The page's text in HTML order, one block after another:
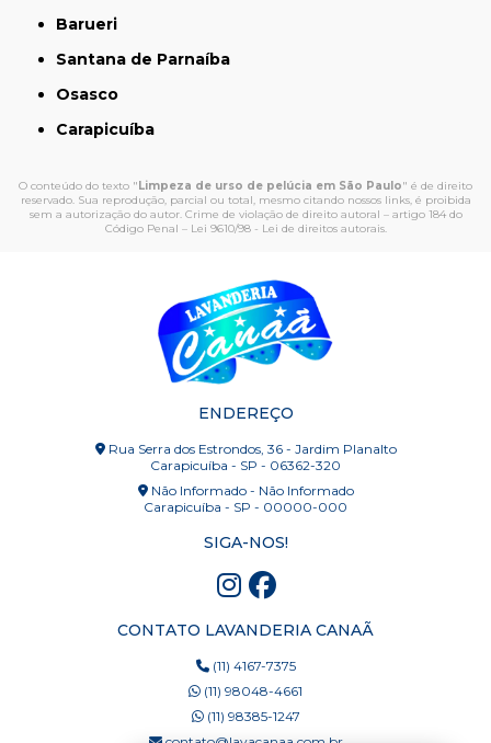
Barueri
Santana de Parnaíba
Osasco
Carapicuíba
O conteúdo do texto "Limpeza de urso de pelúcia em São Paulo" é de direito
reservado. Sua reprodução, parcial ou total, mesmo citando nossos links, é proibida
sem a autorização do autor. Crime de violação de direito autoral – artigo 184 do
Código Penal – Lei 9610/98 - Lei de direitos autorais.
ENDEREÇO
Rua Serra dos Estrondos, 36 - Jardim Planalto
Carapicuíba - SP - 06362-320
Não Informado - Não Informado
Carapicuíba - SP - 00000-000
SIGA-NOS!
CONTATO LAVANDERIA CANAÃ
(11) 4167-7375
(11) 98048-4661
(11) 98385-1247